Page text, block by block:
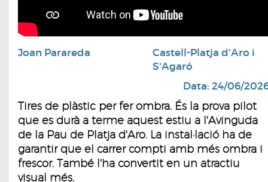
Joan Parareda
Castell-Platja d'Aro i
S'Agaró
Data: 24/06/
Tires de plàstic per fer ombra. És la prova pilot
que es durà a terme aquest estiu a l'Avinguda
de la Pau de Platja d'Aro. La instal·lació ha de
garantir que el carrer compti amb més ombra i
frescor. També l'ha convertit en un atractiu
visual més.